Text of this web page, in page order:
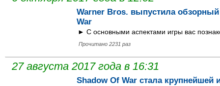
Warner Bros. выпустила
War
► С основными аспектами игры вас
Прочитано 2231 раз
27 августа 2017 года в 16:31
Shadow Of War стала крупнейшей